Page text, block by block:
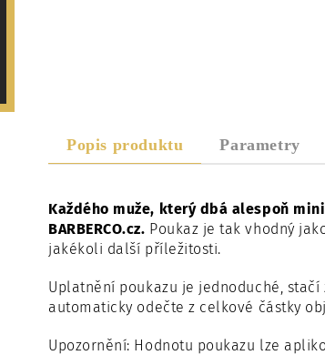
Popis produktu Parametry
Každého muže, který dbá alespoň
BARBERCO.cz. Poukaz je tak vhodný
jakékoli další příležitosti.
Uplatnění poukazu je jednoduché,
automaticky odečte z celkové částky
Upozornění: Hodnotu poukazu lze